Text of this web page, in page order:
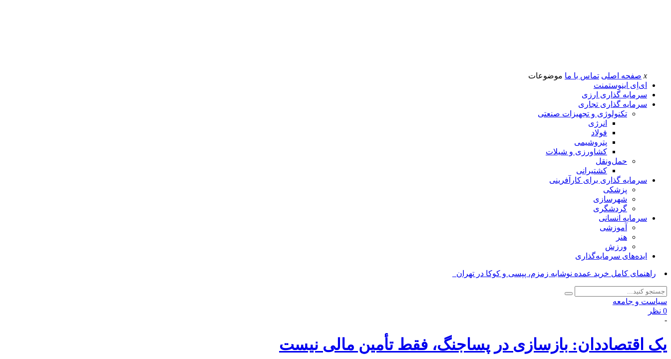
x صفحه اصلی تماس با ما موضوعات
ای‌اِی اینوستمنت
سرمایه گذاری ارزی
سرمایه گذاری تجاری
تکنولوژی و تجهیزات صنعتی
انرژی
فولاد
پتروشیمی
کشاورزی و شیلات
حمل‌و‌نقل
کشتیرانی
سرمایه گذاری برای کارآفرینی
پزشکی
شهرسازی
گردشگری
سرمایه انسانی
آموزشی
هنر
ورزش
ایده‌های سرمایه‌گذاری
راهنمای کامل خرید عمده نوشابه زمزم، پپسی و کوکا در تهران_
سیاست و جامعه
0 نظر
-
یک اقتصاددان: بازسازی در پساجنگ، فقط تأمین مالی نیست